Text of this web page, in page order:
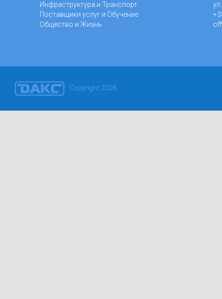
Инфраструктура и Транспорт
Поставщики услуг и Обучение
Общество и Жизнь
Copyright 2026